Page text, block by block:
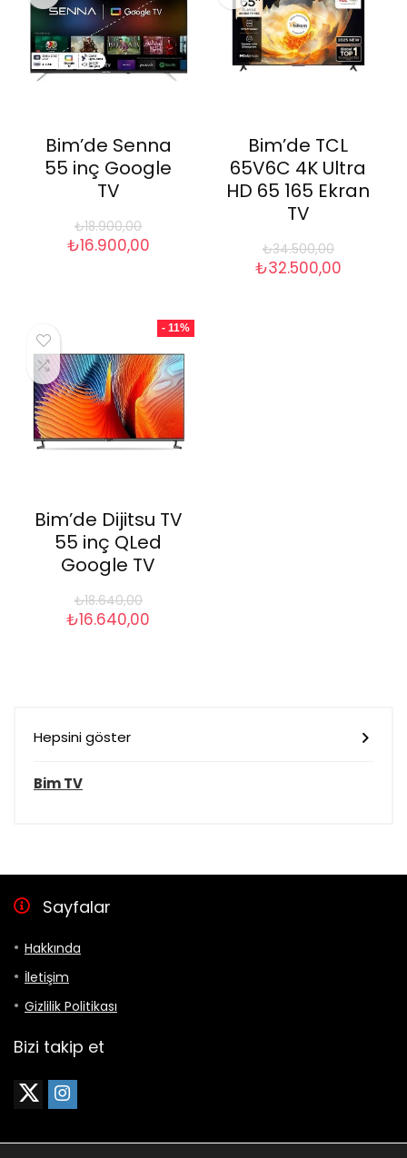
Bim’de Senna
55 inç Google
TV
₺18.900,00
Orijinal
₺16.900,00Şu
Bim’de TCL
65V6C 4K Ultra
HD 65 165 Ekran
TV
₺34.500,00
Orijinal
₺32.500,00Şu
- 11%
Bim’de Dijitsu TV
55 inç QLed
Google TV
₺18.640,00
Orijinal
₺16.640,00
Hepsini göster
Bim TV
Sayfalar
Hakkında
İletişim
Gizlilik Politikası
Bizi takip et